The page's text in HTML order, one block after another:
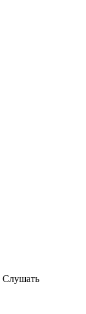
Слушать